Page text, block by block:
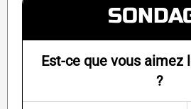
Est-ce que vous aimez
?